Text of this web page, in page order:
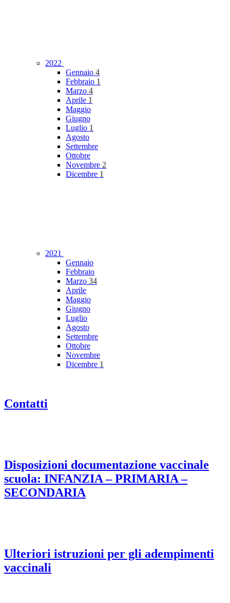
2022
Gennaio 4
Febbraio 1
Marzo 4
Aprile 1
Maggio
Giugno
Luglio 1
Agosto
Settembre
Ottobre
Novembre 2
Dicembre 1
2021
Gennaio
Febbraio
Marzo 34
Aprile
Maggio
Giugno
Luglio
Agosto
Settembre
Ottobre
Novembre
Dicembre 1
Contatti
Disposizioni documentazione vaccinale
scuola: INFANZIA – PRIMARIA –
SECONDARIA
Ulteriori istruzioni per gli adempimenti
vaccinali